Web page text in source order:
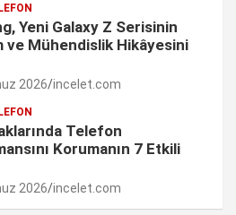
e
l
Yeni Galaxy Z Serisinin
ve Mühendislik Hikâyesini
2026 incelet.com
Telefon
Korumanın 7 Etkili
2026 incelet.com